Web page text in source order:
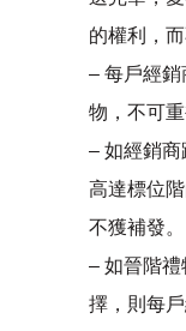
的權利，
– 每戶經
物，不可重
– 如經銷
高達標位
不獲補發。
– 如晉階
擇，則每